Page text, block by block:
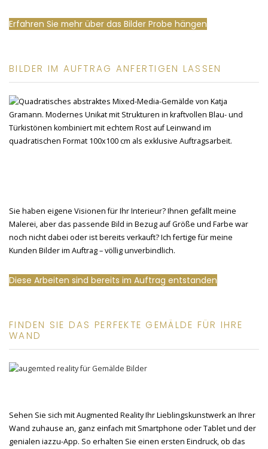
Erfahren Sie mehr über das Bilder Probe hängen
BILDER IM AUFTRAG ANFERTIGEN LASSEN
Sie haben eigene Visionen für Ihr Interieur? Ihnen gefällt meine
Malerei, aber das passende Bild in Bezug auf Größe und Farbe war
noch nicht dabei oder ist bereits verkauft? Ich fertige für meine
Kunden Bilder im Auftrag – völlig unverbindlich.
Diese Arbeiten sind bereits im Auftrag entstanden
FINDEN SIE DAS PERFEKTE GEMÄLDE FÜR IHRE
WAND
Sehen Sie sich mit Augmented Reality Ihr Lieblingskunstwerk an Ihrer
Wand zuhause an, ganz einfach mit Smartphone oder Tablet und der
genialen iazzu-App. So erhalten Sie einen ersten Eindruck, ob das